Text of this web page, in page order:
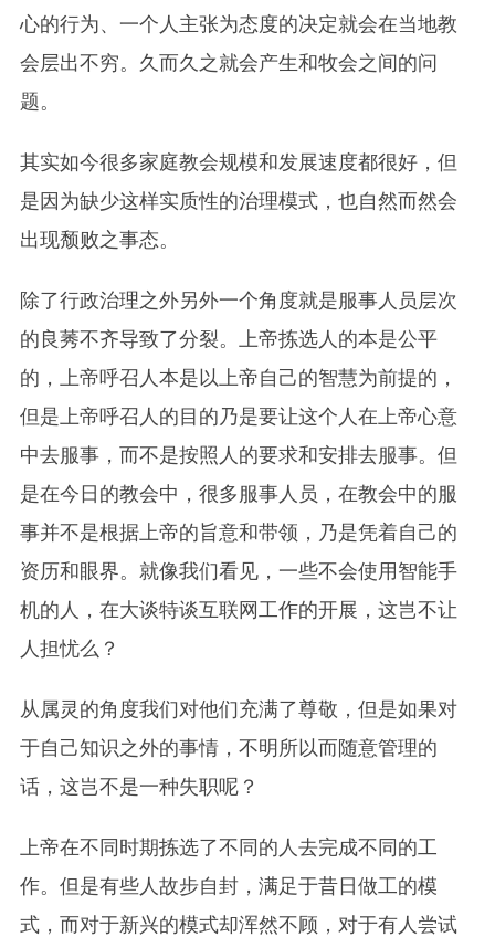
心的行为、一个人主张为态度的决定就会在当地教
会层出不穷。久而久之就会产生和牧会之间的问
题。
其实如今很多家庭教会规模和发展速度都很好，但
是因为缺少这样实质性的治理模式，也自然而然会
出现颓败之事态。
除了行政治理之外另外一个角度就是服事人员层次
的良莠不齐导致了分裂。上帝拣选人的本是公平
的，上帝呼召人本是以上帝自己的智慧为前提的，
但是上帝呼召人的目的乃是要让这个人在上帝心意
中去服事，而不是按照人的要求和安排去服事。但
是在今日的教会中，很多服事人员，在教会中的服
事并不是根据上帝的旨意和带领，乃是凭着自己的
资历和眼界。就像我们看见，一些不会使用智能手
机的人，在大谈特谈互联网工作的开展，这岂不让
人担忧么？
从属灵的角度我们对他们充满了尊敬，但是如果对
于自己知识之外的事情，不明所以而随意管理的
话，这岂不是一种失职呢？
上帝在不同时期拣选了不同的人去完成不同的工
作。但是有些人故步自封，满足于昔日做工的模
式，而对于新兴的模式却浑然不顾，对于有人尝试